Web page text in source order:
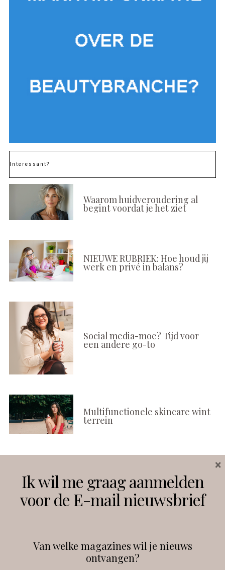
Interessant?
Waarom huidveroudering al
begint voordat je het ziet
NIEUWE RUBRIEK: Hoe houd jij
werk en privé in balans?
Social media-moe? Tijd voor
een andere go-to
Multifunctionele skincare wint
terrein
Instagram Facebook
debeautyprofessional
Ik wil me graag aanmelden
voor de E-mail nieuwsbrief
Van welke magazines wil je nieuws
ontvangen?
×